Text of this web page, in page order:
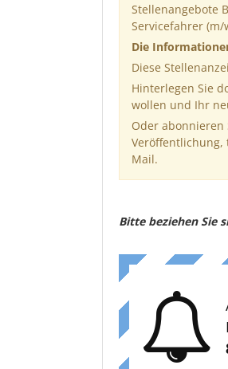
Stellenangebote
Servicefahrer (m/
Die
Diese
Hinterlegen Sie
wollen und Ihr
Oder abonnieren
Veröffentlichung,
Mail.
Bitte beziehen Sie